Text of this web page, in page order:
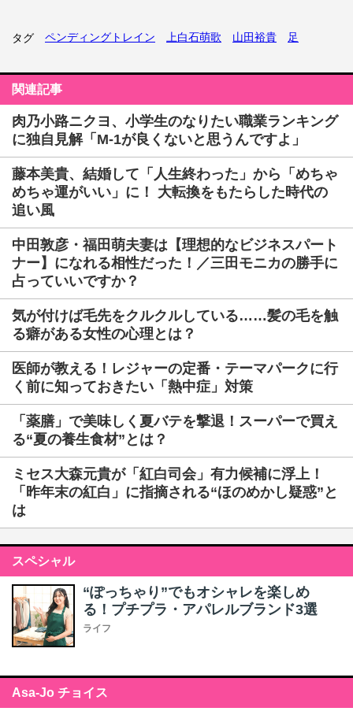
タグ ペンディングトレイン 上白石萌歌 山田裕貴 足
関連記事
肉乃小路ニクヨ、小学生のなりたい職業ランキング
に独自見解「M-1が良くないと思うんですよ」
藤本美貴、結婚して「人生終わった」から「めちゃ
めちゃ運がいい」に！ 大転換をもたらした時代の
追い風
中田敦彦・福田萌夫妻は【理想的なビジネスパート
ナー】になれる相性だった！／三田モニカの勝手に
占っていいですか？
気が付けば毛先をクルクルしている……髪の毛を触
る癖がある女性の心理とは？
医師が教える！レジャーの定番・テーマパークに行
く前に知っておきたい「熱中症」対策
「薬膳」で美味しく夏バテを撃退！スーパーで買え
る“夏の養生食材”とは？
ミセス大森元貴が「紅白司会」有力候補に浮上！
「昨年末の紅白」に指摘される“ほのめかし疑惑”と
は
スペシャル
“ぽっちゃり”でもオシャレを楽しめ
る！プチプラ・アパレルブランド3選
ライフ
Asa-Jo チョイス